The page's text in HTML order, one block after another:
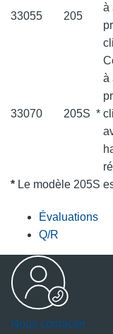
33055 205
à
33070 205S *
à
* Le modèle 205S
Évaluations
Q/R
Nous contacter